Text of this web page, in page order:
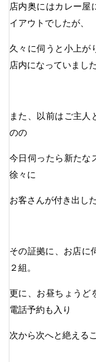
店内奥にはカレー屋
イアウトでしたが、
久々に伺うと小上が
店内になっていました
また、以前はご主人
のの
今日伺ったら新たな
徐々に
お客さんが付き出し
その証拠に、お店に
２組。
更に、お昼ちょうど
電話予約も入り
次から次へと絶える